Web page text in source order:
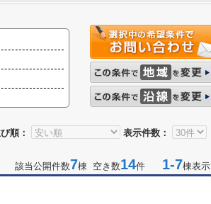
順： 表示件数：
該当公開件数7棟 空き数14件 1-7棟表示